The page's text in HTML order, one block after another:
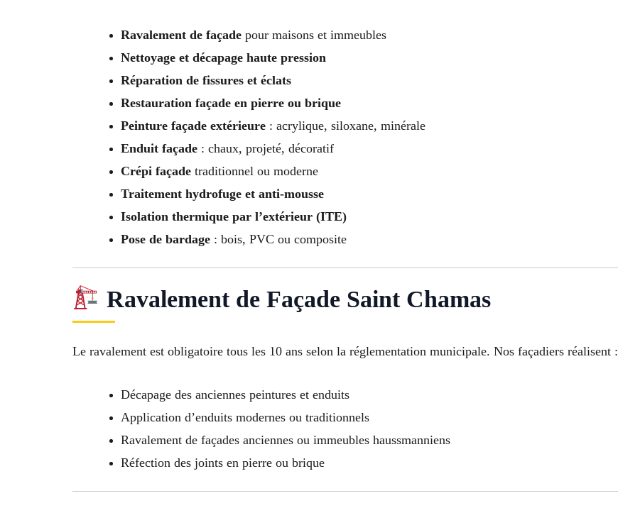
Ravalement de façade pour maisons et immeubles
Nettoyage et décapage haute pression
Réparation de fissures et éclats
Restauration façade en pierre ou brique
Peinture façade extérieure : acrylique, siloxane, minérale
Enduit façade : chaux, projeté, décoratif
Crépi façade traditionnel ou moderne
Traitement hydrofuge et anti-mousse
Isolation thermique par l’extérieur (ITE)
Pose de bardage : bois, PVC ou composite
Ravalement de Façade Saint Chamas
Le ravalement est obligatoire tous les 10 ans selon la réglementation municipale. Nos façadiers réalisent :
Décapage des anciennes peintures et enduits
Application d’enduits modernes ou traditionnels
Ravalement de façades anciennes ou immeubles haussmanniens
Réfection des joints en pierre ou brique